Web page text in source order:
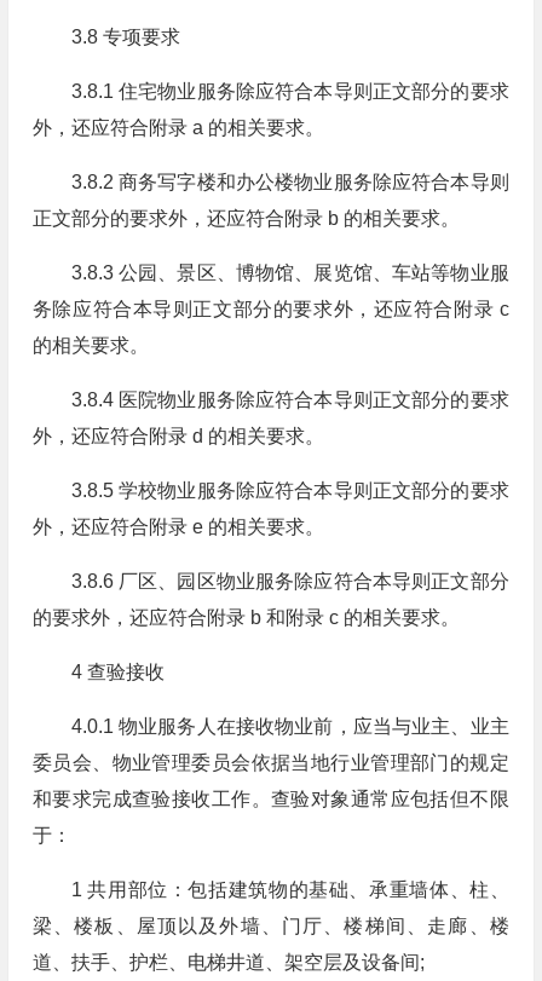
3.8 专项要求
3.8.1 住宅物业服务除应符合本导则正文部分的要求
外，还应符合附录 a 的相关要求。
3.8.2 商务写字楼和办公楼物业服务除应符合本导则
正文部分的要求外，还应符合附录 b 的相关要求。
3.8.3 公园、景区、博物馆、展览馆、车站等物业服
务除应符合本导则正文部分的要求外，还应符合附录 c
的相关要求。
3.8.4 医院物业服务除应符合本导则正文部分的要求
外，还应符合附录 d 的相关要求。
3.8.5 学校物业服务除应符合本导则正文部分的要求
外，还应符合附录 e 的相关要求。
3.8.6 厂区、园区物业服务除应符合本导则正文部分
的要求外，还应符合附录 b 和附录 c 的相关要求。
4 查验接收
4.0.1 物业服务人在接收物业前，应当与业主、业主
委员会、物业管理委员会依据当地行业管理部门的规定
和要求完成查验接收工作。查验对象通常应包括但不限
于：
1 共用部位：包括建筑物的基础、承重墙体、柱、
梁、楼板、屋顶以及外墙、门厅、楼梯间、走廊、楼
道、扶手、护栏、电梯井道、架空层及设备间;